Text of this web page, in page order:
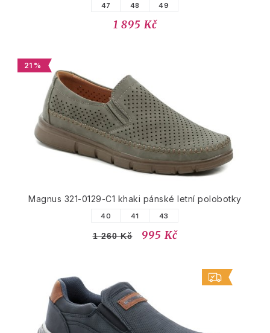
47 48 49
1 895 Kč
21 %
Magnus 321-0129-C1 khaki pánské letní polobotky
40 41 43
1 260 Kč 995 Kč